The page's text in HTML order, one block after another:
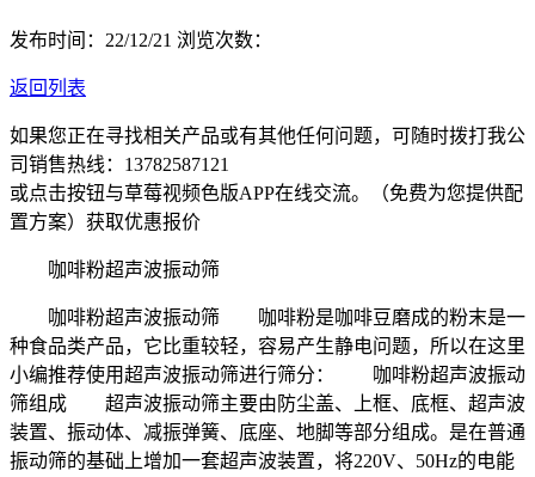
发布时间：22/12/21 浏览次数：
返回列表
如果您正在寻找相关产品或有其他任何问题，可随时拨打我公
司销售热线： 13782587121
或点击按钮与草莓视频色版APP在线交流。（免费为您提供配
置方案） 获取优惠报价
咖啡粉超声波振动筛
咖啡粉超声波振动筛 咖啡粉是咖啡豆磨成的粉末是一
种食品类产品，它比重较轻，容易产生静电问题，所以在这里
小编推荐使用超声波振动筛进行筛分： 咖啡粉超声波振动
筛组成 超声波振动筛主要由防尘盖、上框、底框、超声波
装置、振动体、减振弹簧、底座、地脚等部分组成。是在普通
振动筛的基础上增加一套超声波装置，将220V、50Hz的电能